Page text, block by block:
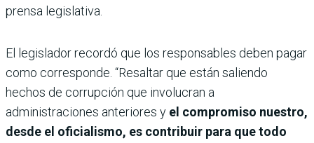
prensa legislativa.
El legislador recordó que los responsables deben pagar
como corresponde. “Resaltar que están saliendo
hechos de corrupción que involucran a
administraciones anteriores y el compromiso nuestro,
desde el oficialismo, es contribuir para que todo